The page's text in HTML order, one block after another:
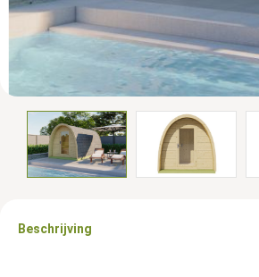
Beschrijving